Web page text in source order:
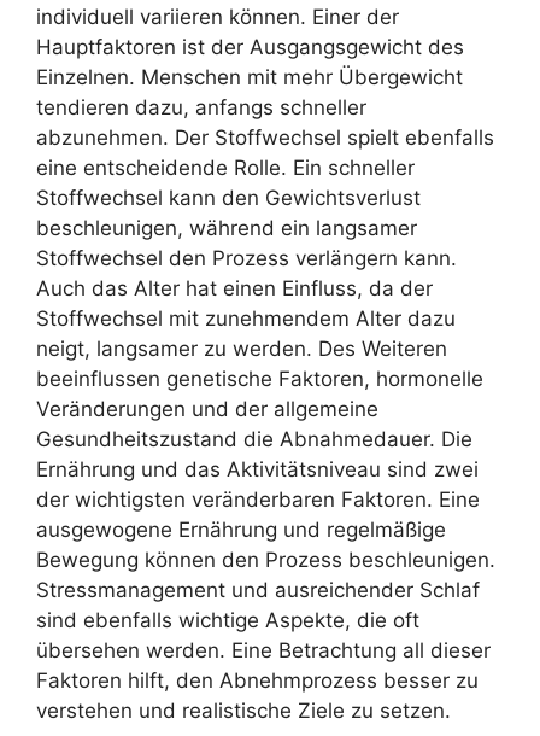
individuell variieren können. Einer der
Hauptfaktoren ist der Ausgangsgewicht des
Einzelnen. Menschen mit mehr Übergewicht
tendieren dazu, anfangs schneller
abzunehmen. Der Stoffwechsel spielt ebenfalls
eine entscheidende Rolle. Ein schneller
Stoffwechsel kann den Gewichtsverlust
beschleunigen, während ein langsamer
Stoffwechsel den Prozess verlängern kann.
Auch das Alter hat einen Einfluss, da der
Stoffwechsel mit zunehmendem Alter dazu
neigt, langsamer zu werden. Des Weiteren
beeinflussen genetische Faktoren, hormonelle
Veränderungen und der allgemeine
Gesundheitszustand die Abnahmedauer. Die
Ernährung und das Aktivitätsniveau sind zwei
der wichtigsten veränderbaren Faktoren. Eine
ausgewogene Ernährung und regelmäßige
Bewegung können den Prozess beschleunigen.
Stressmanagement und ausreichender Schlaf
sind ebenfalls wichtige Aspekte, die oft
übersehen werden. Eine Betrachtung all dieser
Faktoren hilft, den Abnehmprozess besser zu
verstehen und realistische Ziele zu setzen.